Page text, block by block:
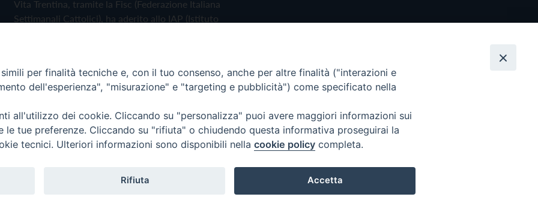
Vita Trentina, tramite la Fisc (Federazione Italiana
Settimanali Cattolici), ha aderito allo IAP (Istituto
Privacy Policy Cookie Policy
Editrice
per finalità tecniche e, con il tuo consenso, anche per altre finalità ("interazioni e
dell'esperienza", "misurazione" e "targeting e pubblicità") come specificato nella
all'utilizzo dei cookie. Cliccando su "personalizza" puoi avere maggiori informazioni sui
le tue preferenze. Cliccando su "rifiuta" o chiudendo questa informativa proseguirai la
tecnici. Ulteriori informazioni sono disponibili nella cookie policy completa.
Rifiuta Accetta